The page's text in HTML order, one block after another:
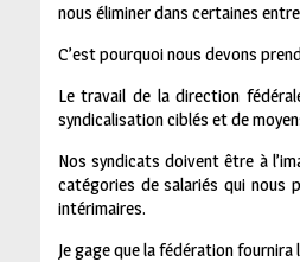
nous éliminer dans certaines
C’est pourquoi nous devons
Le travail de la direction
syndicalisation ciblés et de
Nos syndicats doivent être à
catégories de salariés qui nous
intérimaires.
Je gage que la fédération